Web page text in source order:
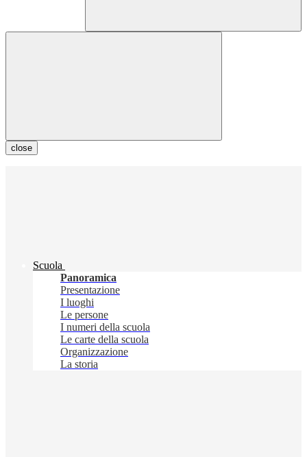
close
Scuola
Panoramica
Presentazione
I luoghi
Le persone
I numeri della scuola
Le carte della scuola
Organizzazione
La storia